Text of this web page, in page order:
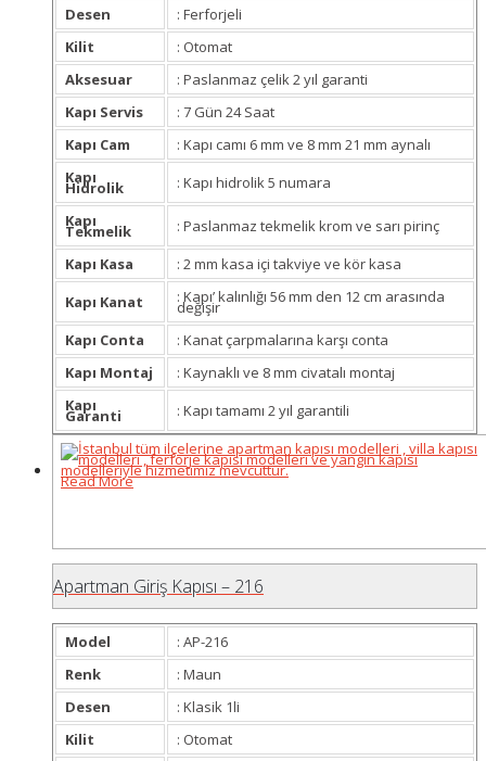
Desen
: Ferforjeli
Kilit
: Otomat
Aksesuar
: Paslanmaz çelik 2 yıl garanti
Kapı Servis
: 7 Gün 24 Saat
Kapı Cam
: Kapı camı 6 mm ve 8 mm 21 mm aynalı
Kapı
Hidrolik
: Kapı hidrolik 5 numara
Kapı
Tekmelik
: Paslanmaz tekmelik krom ve sarı pirinç
Kapı Kasa
: 2 mm kasa içi takviye ve kör kasa
Kapı Kanat
: Kapı’ kalınlığı 56 mm den 12 cm arasında
değişir
Kapı Conta
: Kanat çarpmalarına karşı conta
Kapı Montaj
: Kaynaklı ve 8 mm civatalı montaj
Kapı
Garanti : Kapı tamamı 2 yıl garantili
Read More
Apartman Giriş Kapısı – 216
Model
: AP-216
Renk
: Maun
Desen
: Klasik 1li
Kilit
: Otomat